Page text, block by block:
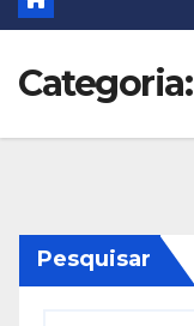
Categoria:
Pesquisar